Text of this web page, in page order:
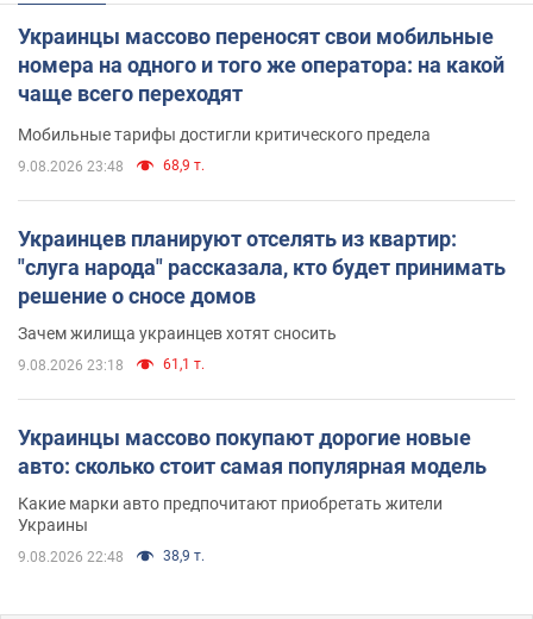
Украинцы массово переносят свои мобильные
номера на одного и того же оператора: на какой
чаще всего переходят
Мобильные тарифы достигли критического предела
9.08.2026 23:48 68,9 т.
Украинцев планируют отселять из квартир:
"слуга народа" рассказала, кто будет принимать
решение о сносе домов
Зачем жилища украинцев хотят сносить
9.08.2026 23:18 61,1 т.
Украинцы массово покупают дорогие новые
авто: сколько стоит самая популярная модель
Какие марки авто предпочитают приобретать жители
Украины
9.08.2026 22:48 38,9 т.